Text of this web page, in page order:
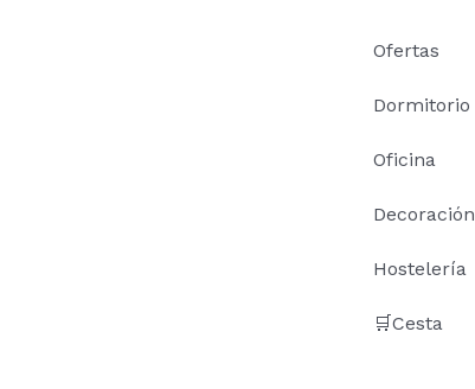
Ofertas
Dormitorio
Oficina
Decoración
Hostelería
🛒Cesta